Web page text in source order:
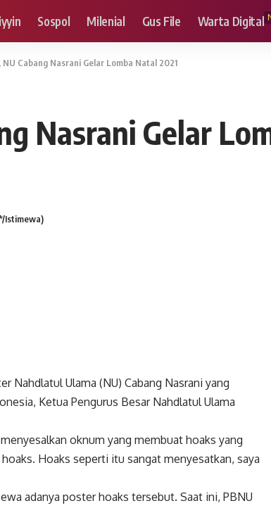
Sospol Milenial Gus File Warta Digital
NU Cabang Nasrani Gelar Lomba Natal 2021
Nasrani Gelar
Istimewa)
Nahdlatul Ulama (NU) Cabang Nasrani yang
Ketua Pengurus Besar Nahdlatul Ulama
oknum yang membuat hoaks yang
Hoaks seperti itu sangat menyesatkan, saya
adanya poster hoaks tersebut. Saat ini, PBNU